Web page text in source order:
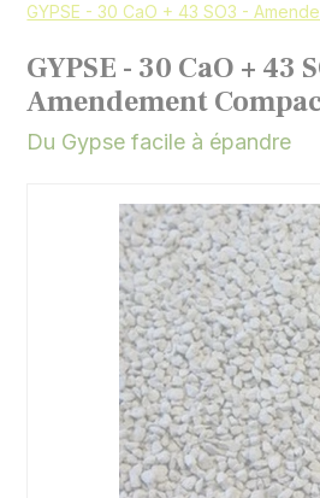
GYPSE - 30 CaO + 43 SO3 -
GYPSE - 30 CaO + 43
Amendement
Du Gypse facile à épandre